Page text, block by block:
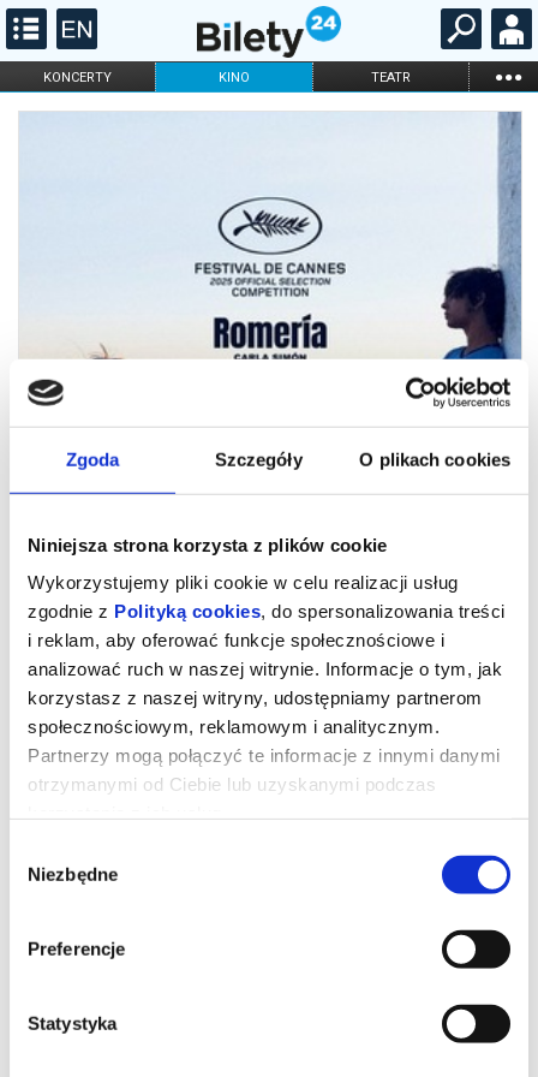
Zgoda Szczegóły O plikach cookies
Niniejsza strona korzysta z plików cookie
Wykorzystujemy pliki cookie w celu realizacji usług
zgodnie z Polityką cookies, do spersonalizowania treści
i reklam, aby oferować funkcje społecznościowe i
analizować ruch w naszej witrynie. Informacje o tym, jak
korzystasz z naszej witryny, udostępniamy partnerom
społecznościowym, reklamowym i analitycznym.
Partnerzy mogą połączyć te informacje z innymi danymi
otrzymanymi od Ciebie lub uzyskanymi podczas
zgody
Niezbędne
Preferencje
Statystyka
KONCERTY KINO TEATR ...
FILHARMONIA OPERA I BALET
Romería
reż. Carla Simón | Hiszpania | 2026
formalności związanych ze stypendium na studia filmowe. Z
pozoru techniczna i krótka wizyta przeradza się w konfrontację z
przeszłością, rodzinnymi traumami, przemilczeniami i trudnymi
*******